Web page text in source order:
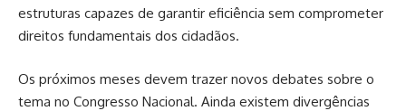
estruturas capazes de garantir eficiência sem comprometer
direitos fundamentais dos cidadãos.
Os próximos meses devem trazer novos debates sobre o
tema no Congresso Nacional. Ainda existem divergências